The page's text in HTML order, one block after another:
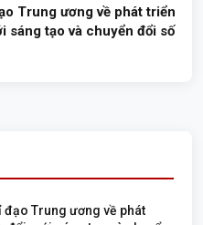
Trung ương về phát triển
sáng tạo và chuyển đổi số
đạo Trung ương về phát